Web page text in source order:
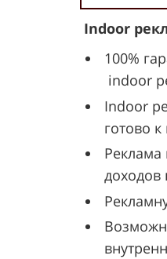
Indoor
100%
indoor
Indoor
готово
Реклама
доходов